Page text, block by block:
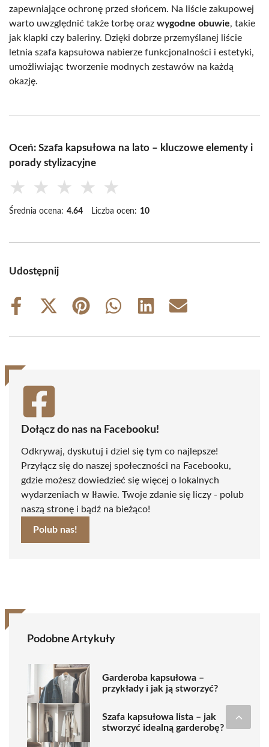
zapewniające ochronę przed słońcem. Na liście zakupowej
warto uwzględnić także torbę oraz wygodne obuwie, takie
jak klapki czy baleriny. Dzięki dobrze przemyślanej liście
letnia szafa kapsułowa nabierze funkcjonalności i estetyki,
umożliwiając tworzenie modnych zestawów na każdą
okazję.
Oceń: Szafa kapsułowa na lato – kluczowe elementy i
porady stylizacyjne
★ ★ ★ ★ ★
Średnia ocena: 4.64 Liczba ocen: 10
Udostępnij
Share
Share
(Twitter)
Share
Share
Share
Share
Dołącz do nas na Facebooku!
Odkrywaj, dyskutuj i dziel się tym co najlepsze!
Przyłącz się do naszej społeczności na Facebooku,
gdzie możesz dowiedzieć się więcej o lokalnych
wydarzeniach w Iławie. Twoje zdanie się liczy - polub
naszą stronę i bądź na bieżąco!
Polub nas!
Podobne Artykuły
Garderoba kapsułowa –
przykłady i jak ją stworzyć?
Szafa kapsułowa lista – jak
stworzyć idealną garderobę?